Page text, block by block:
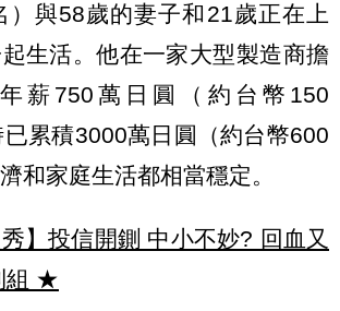
）與58歲的妻子和21歲正在上
生活。他在一家大型製造商擔
薪750萬日圓（約台幣150
累積3000萬日圓（約台幣600
和家庭生活都相當穩定。
】投信開鍘 中小不妙? 回血又
★